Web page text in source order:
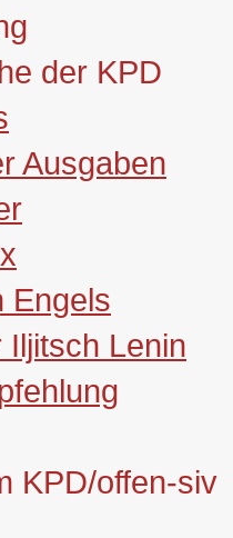
der KPD
Ausgaben
Engels
Iljitsch Lenin
KPD/offen-siv